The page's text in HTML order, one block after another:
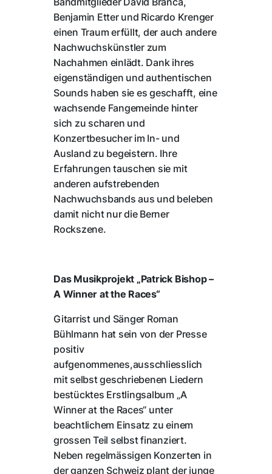
Benjamin Etter und Ricardo Krenger
einen Traum erfüllt, der auch andere
Nachwuchskünstler zum
Nachahmen einlädt. Dank ihres
eigenständigen und authentischen
Sounds haben sie es geschafft, eine
wachsende Fangemeinde hinter
sich zu scharen und
Konzertbesucher im In- und
Ausland zu begeistern. Ihre
Erfahrungen tauschen sie mit
anderen aufstrebenden
Nachwuchsbands aus und beleben
damit nicht nur die Berner
Rockszene.
Das Musikprojekt „Patrick Bishop –
A Winner at the Races“
Gitarrist und Sänger Roman
Bühlmann hat sein von der Presse
positiv
aufgenommenes,ausschliesslich
mit selbst geschriebenen Liedern
bestücktes Erstlingsalbum „A
Winner at the Races“ unter
beachtlichem Einsatz zu einem
grossen Teil selbst finanziert.
Neben regelmässigen Konzerten in
der ganzen Schweiz plant der junge